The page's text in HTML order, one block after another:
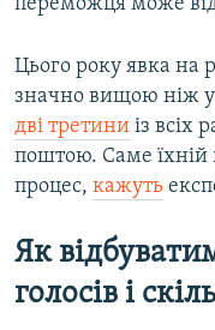
переможця може
Цього року явка на
значно вищою ніж
дві третини із всіх
поштою. Саме їхній
процес, кажуть
Як
голосів і